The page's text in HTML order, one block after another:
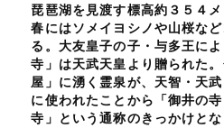
琵琶湖を見渡す標高約３５４
春にはソメイヨシノや山桜な
る。大友皇子の子・与多王に
寺」は天武天皇より贈られた
屋」に湧く霊泉が、天智・天
に使われたことから「御井の
寺」という通称のきっかけと